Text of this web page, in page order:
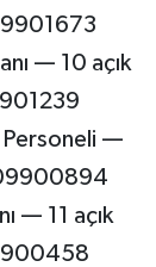
— 10 açık
Personeli —
— 11 açık